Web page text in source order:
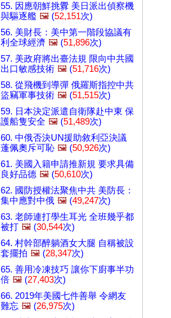
55. 因應朝鮮挑釁 美日派出偵察機
與驅逐艦 🖼️ (52,151次)
56. 美財長：美中第一階段協議有
利全球經濟 🖼️ (51,896次)
57. 美政府將出臺法規 限向中共國
出口敏感技術 🖼️ (51,716次)
58. 從飛機到導彈 俄羅斯指控中共
盜竊軍事技術 🖼️ (51,515次)
59. 日本決定派遣自衛隊赴中東 保
護船隻安全 🖼️ (51,489次)
60. 中俄否決UN援助敘利亞決議
蓬佩奧斥可恥 🖼️ (50,926次)
61. 美國入籍申請推新規 要求具備
良好品德 🖼️ (50,610次)
62. 國防授權法聚焦中共 美防長：
集中應對中俄 🖼️ (49,247次)
63. 老師連打學生耳光 全班幾乎都
被打 🖼️ (30,544次)
64. 村幹部醉躺酒女大腿 自稱被設
套擺拍 🖼️ (28,347次)
65. 善用冷凍技巧 讓你下廚事半功
倍 🖼️ (27,403次)
66. 2019年美國七件善舉 令網友
難忘 🖼️ (26,975次)